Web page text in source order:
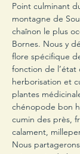
Point culminant
montagne de
chaînon le plus
Bornes. Nous y
flore spécifique
fonction de l’état
herborisation et
plantes
chénopode bon
cumin des près,
calament,
Nous